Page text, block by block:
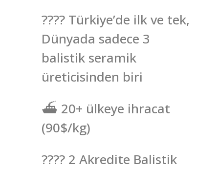
???? Türkiye’de ilk ve tek,
Dünyada sadece 3
balistik seramik
üreticisinden biri
⛴ 20+ ülkeye ihracat
(90$/kg)
???? 2 Akredite Balistik